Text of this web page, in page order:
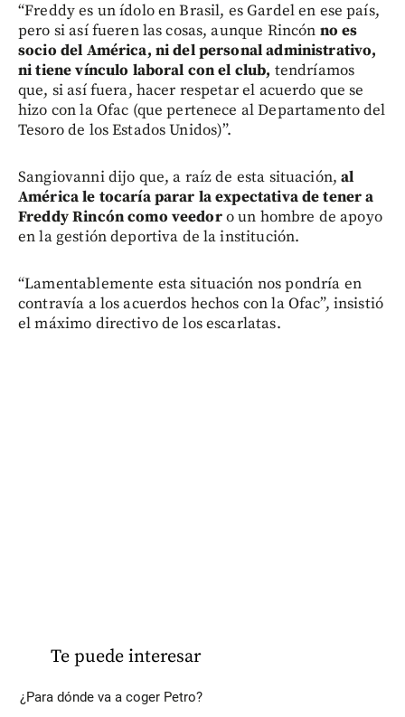
“Freddy es un ídolo en Brasil, es Gardel en ese país,
pero si así fueren las cosas, aunque Rincón no es
socio del América, ni del personal administrativo,
ni tiene vínculo laboral con el club, tendríamos
que, si así fuera, hacer respetar el acuerdo que se
hizo con la Ofac (que pertenece al Departamento del
Tesoro de los Estados Unidos)”.
Sangiovanni dijo que, a raíz de esta situación,al
América le tocaría parar la expectativa de tener a
Freddy Rincón como veedoro un hombre de apoyo
en la gestión deportiva de la institución.
“Lamentablemente esta situación nos pondría en
contravía a los acuerdos hechos con la Ofac”, insistió
el máximo directivo de los escarlatas.
Te puede interesar
¿Para dónde va a coger Petro?